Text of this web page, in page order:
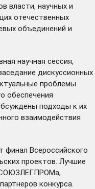
власти, научных и
отечественных
объединений и
научная сессия,
дискуссионных
проблемы
обеспечения
подходы к их
взаимодействия
финал Всероссийского
проектов. Лучшие
СОЮЗЛЕГПРОМа,
конкурса.